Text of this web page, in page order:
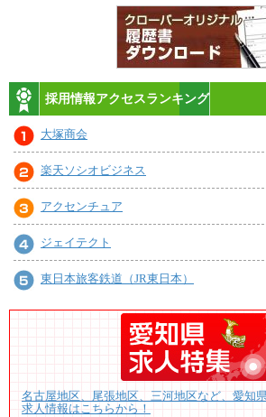
採用情報アクセスランキング
大塚商会
楽天ソシオビジネス
アクセンチュア
ジェイテクト
東日本旅客鉄道（JR東日本）
名古屋地区、尾張地区、三河地区など、愛知
求人情報はこちらから！